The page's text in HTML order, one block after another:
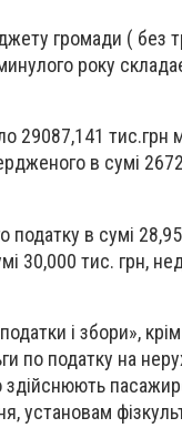
громади ( без
року
тис.грн
в сумі
податку в сумі
30,000 тис. грн,
і збори»,
по податку на
здійснюють
установам